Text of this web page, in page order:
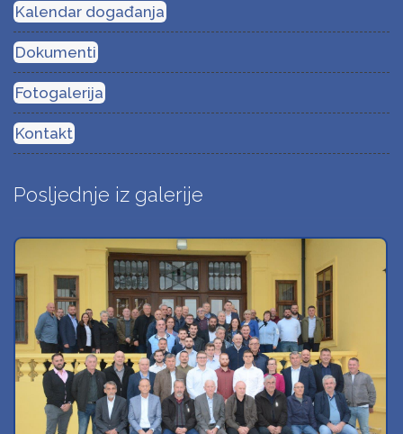
Kalendar događanja
Dokumenti
Fotogalerija
Kontakt
Posljednje iz galerije